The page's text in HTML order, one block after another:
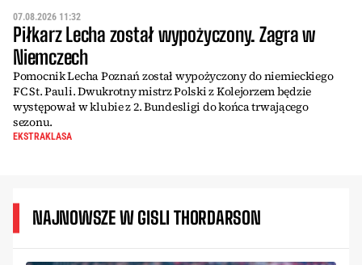
07.08.2026 11:32
Piłkarz Lecha został wypożyczony. Zagra w
Niemczech
Pomocnik Lecha Poznań został wypożyczony do niemieckiego
FC St. Pauli. Dwukrotny mistrz Polski z Kolejorzem będzie
występował w klubie z 2. Bundesligi do końca trwającego
sezonu.
EKSTRAKLASA
NAJNOWSZE W GISLI THORDARSON